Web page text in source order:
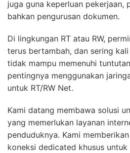
juga guna keperluan pekerjaan,
bahkan pengurusan dokumen.
Di lingkungan RT atau RW,
terus bertambah, dan sering
tidak mampu memenuhi
pentingnya menggunakan
untuk RT/RW Net.
Kami datang membawa solusi
yang memerlukan layanan
penduduknya. Kami
koneksi dedicated khusus untuk